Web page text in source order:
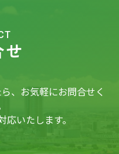
せ
、お気軽にお問合せく
いたします。